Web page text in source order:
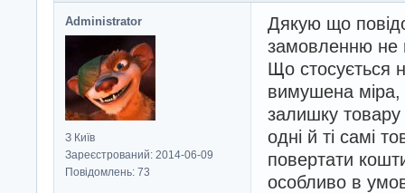
Administrator
З Київ
Зареєстрований: 2014-06-09
Повідомлень: 73
Дякую що
замовленню не
Що стосується
вимушена міра,
залишку товару
одні й ті самі
повертати
особливо в